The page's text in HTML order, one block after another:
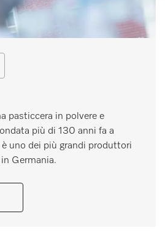
pasticcera in polvere e
più di 130 anni fa a
è uno dei più grandi produttori
Germania.